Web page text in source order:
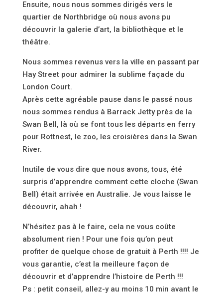
Ensuite, nous nous sommes dirigés vers le
quartier de Northbridge où nous avons pu
découvrir la galerie d’art, la bibliothèque et le
théâtre.
Nous sommes revenus vers la ville en passant par
Hay Street pour admirer la sublime façade du
London Court.
Après cette agréable pause dans le passé nous
nous sommes rendus à Barrack Jetty près de la
Swan Bell, là où se font tous les départs en ferry
pour Rottnest, le zoo, les croisières dans la Swan
River.
Inutile de vous dire que nous avons, tous, été
surpris d’apprendre comment cette cloche (Swan
Bell) était arrivée en Australie. Je vous laisse le
découvrir, ahah !
N’hésitez pas à le faire, cela ne vous coûte
absolument rien ! Pour une fois qu’on peut
profiter de quelque chose de gratuit à Perth !!!! Je
vous garantie, c’est la meilleure façon de
découvrir et d’apprendre l’histoire de Perth !!!
Ps : petit conseil, allez-y au moins 10 min avant le